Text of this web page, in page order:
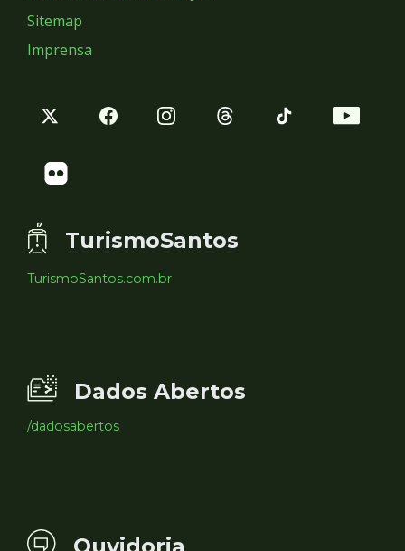
Sitemap
Imprensa
TurismoSantos
TurismoSantos.com.br
Dados Abertos
/dadosabertos